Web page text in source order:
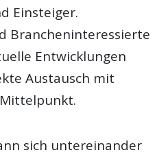
Einsteiger.
Brancheninteressierte
Entwicklungen
Austausch mit
sich untereinander